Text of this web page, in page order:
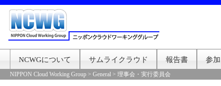
NCWGについて サムライクラウド 報告書 参
NIPPON Cloud Working Group > General > 理事会・実行委員会